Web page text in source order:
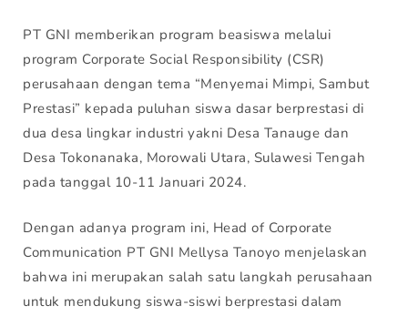
PT GNI memberikan program beasiswa melalui
program Corporate Social Responsibility (CSR)
perusahaan dengan tema “Menyemai Mimpi, Sambut
Prestasi” kepada puluhan siswa dasar berprestasi di
dua desa lingkar industri yakni Desa Tanauge dan
Desa Tokonanaka, Morowali Utara, Sulawesi Tengah
pada tanggal 10-11 Januari 2024.
Dengan adanya program ini, Head of Corporate
Communication PT GNI Mellysa Tanoyo menjelaskan
bahwa ini merupakan salah satu langkah perusahaan
untuk mendukung siswa-siswi berprestasi dalam